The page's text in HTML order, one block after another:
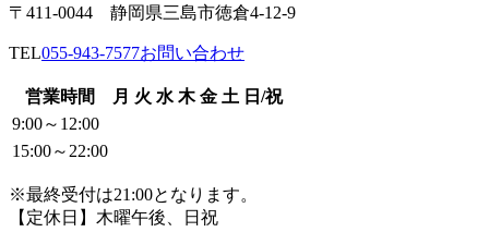
〒411-0044 静岡県三島市徳倉4-12-9
TEL055-943-7577お問い合わせ
営業時間 月 火 水 木 金 土 日/祝
9:00～12:00
15:00～22:00
※最終受付は21:00となります。
【定休日】木曜午後、日祝